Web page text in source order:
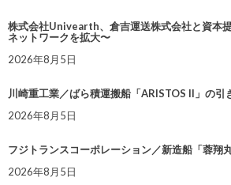
株式会社Univearth、倉吉運送株式会社と資本
ネットワークを拡大〜
2026年8月5日
川崎重工業／ばら積運搬船「ARISTOS II」の引
2026年8月5日
フジトランスコーポレーション／新造船「蓉翔
2026年8月5日